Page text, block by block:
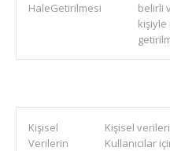
HaleGetirilmesi
belirli
Kişisel
Verilerin
Kişisel
Kullanıcılar